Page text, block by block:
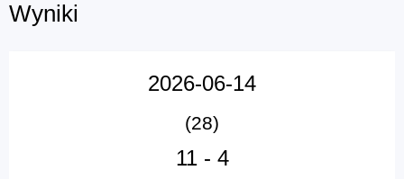
Wyniki
2026-06-14
(28)
11- 4